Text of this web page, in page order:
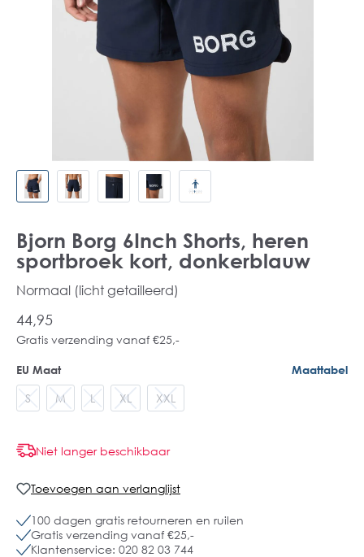
Bjorn Borg 6Inch Shorts, heren
sportbroek kort, donkerblauw
Normaal (licht getailleerd)
44,95
Gratis verzending vanaf €25,-
EU Maat Maattabel
S M L XL XXL
Niet langer beschikbaar
Toevoegen aan verlanglijst
100 dagen gratis retourneren en ruilen
Gratis verzending vanaf €25,-
Klantenservice: 020 82 03 744